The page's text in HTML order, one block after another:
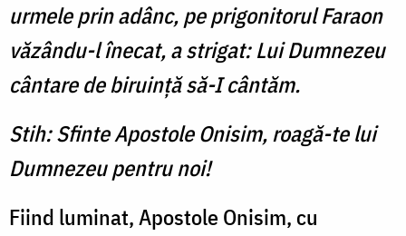
urmele prin adânc, pe prigonitorul Faraon
văzându-l înecat, a strigat: Lui Dumnezeu
cântare de biruinţă să-I cântăm.
Stih: Sfinte Apostole Onisim, roagă-te lui
Dumnezeu pentru noi!
Fiind luminat, Apostole Onisim, cu